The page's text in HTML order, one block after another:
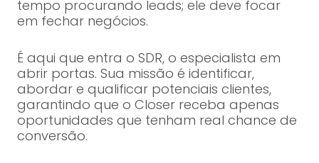
tempo procurando leads; ele deve focar
em fechar negócios.
É aqui que entra o SDR, o especialista em
abrir portas. Sua missão é identificar,
abordar e qualificar potenciais clientes,
garantindo que o Closer receba apenas
oportunidades que tenham real chance de
conversão.